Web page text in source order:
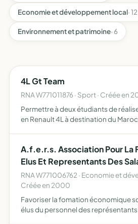
Economie et développement local· 12
Environnement et patrimoine· 6
4L Gt Team
RNA W771011876 · Sport · Créée en
Permettre à deux étudiants de
en Renault 4L à destination du
A.f.e.r.s. Association Pour La
Elus Et Representants Des
RNA W771006762 · Economie et
Créée en 2000
Favoriser la fomation économique
élus du personnel des